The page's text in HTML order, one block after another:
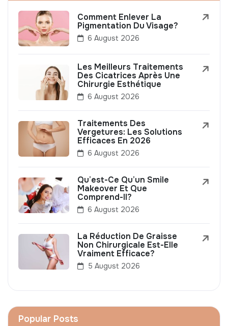
Comment Enlever La
Pigmentation Du Visage?
6 August 2026
Les Meilleurs Traitements
Des Cicatrices Après Une
Chirurgie Esthétique
6 August 2026
Traitements Des
Vergetures: Les Solutions
Efficaces En 2026
6 August 2026
Qu’est-Ce Qu’un Smile
Makeover Et Que
Comprend-Il?
6 August 2026
La Réduction De Graisse
Non Chirurgicale Est-Elle
Vraiment Efficace?
5 August 2026
Popular Posts